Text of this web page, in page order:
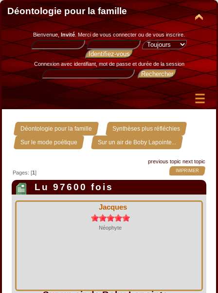
Déontologie pour la famille
Bienvenue, Invité. Merci devous connecter ou de vous inscrire.
Connexion avec identifiant, mot de passe et durée de la session
Déontologie pour la famille » Synthèses plus réfléchies »
Sur le mode poétique » Sur un air de Boby Lapointe...
previous topic next topic
IMPRIMER
Pages: [1]
Lu 97600 fois
Jacques
Néophyte